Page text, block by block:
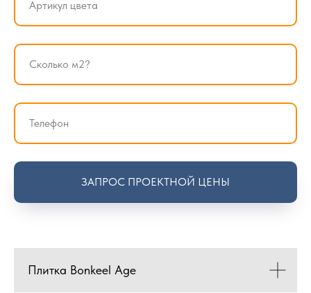
ЗАПРОС ПРОЕКТНОЙ ЦЕНЫ
Плитка Bonkeel Age